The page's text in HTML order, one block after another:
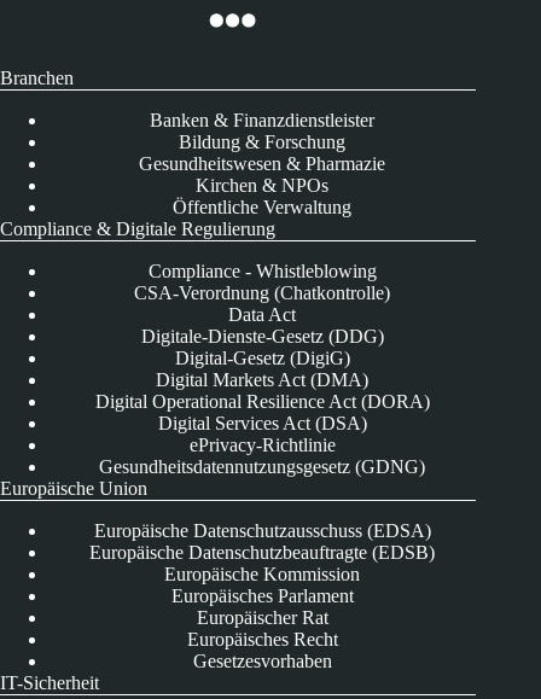
Branchen
Banken & Finanzdienstleister
Bildung & Forschung
Gesundheitswesen & Pharmazie
Kirchen & NPOs
Öffentliche Verwaltung
Compliance & Digitale Regulierung
Compliance - Whistleblowing
CSA-Verordnung (Chatkontrolle)
Data Act
Digitale-Dienste-Gesetz (DDG)
Digital-Gesetz (DigiG)
Digital Markets Act (DMA)
Digital Operational Resilience Act (DORA)
Digital Services Act (DSA)
ePrivacy-Richtlinie
Gesundheitsdatennutzungsgesetz (GDNG)
Europäische Union
Europäische Datenschutzausschuss (EDSA)
Europäische Datenschutzbeauftragte (EDSB)
Europäische Kommission
Europäisches Parlament
Europäischer Rat
Europäisches Recht
Gesetzesvorhaben
IT-Sicherheit